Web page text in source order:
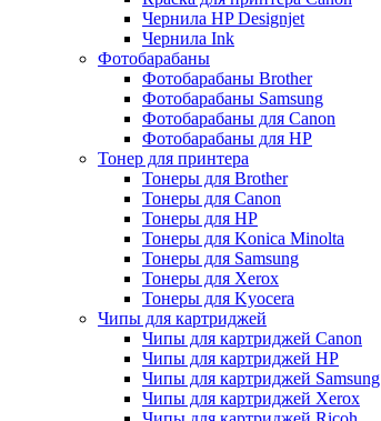
Чернила HP Designjet
Чернила Ink
Фотобарабаны
Фотобарабаны Brother
Фотобарабаны Samsung
Фотобарабаны для Canon
Фотобарабаны для HP
Тонер для принтера
Тонеры для Brother
Тонеры для Canon
Тонеры для HP
Тонеры для Konica Minolta
Тонеры для Samsung
Тонеры для Xerox
Тонеры для Kyocera
Чипы для картриджей
Чипы для картриджей Canon
Чипы для картриджей HP
Чипы для картриджей Samsung
Чипы для картриджей Xerox